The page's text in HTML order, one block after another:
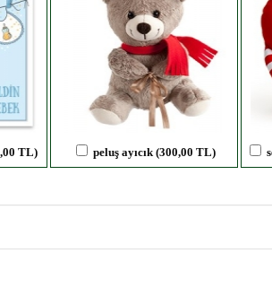
TL) peluş ayıcık (300,00 TL)